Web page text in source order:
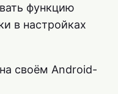
функцию
в настройках
своём Android-